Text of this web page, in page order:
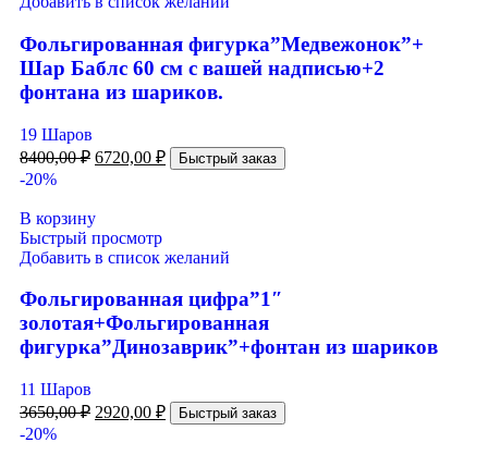
Фольгированная фигурка”Медвежонок”+
Шар Баблс 60 см с вашей надписью+2
фонтана из шариков.
19 Шаров
8400,00₽ 6720,00 ₽ Быстрый заказ
-20%
В корзину
Быстрый просмотр
Добавить в список желаний
Фольгированная цифра”1″
золотая+Фольгированная
фигурка”Динозаврик”+фонтан из шариков
11 Шаров
3650,00₽ 2920,00 ₽ Быстрый заказ
-20%